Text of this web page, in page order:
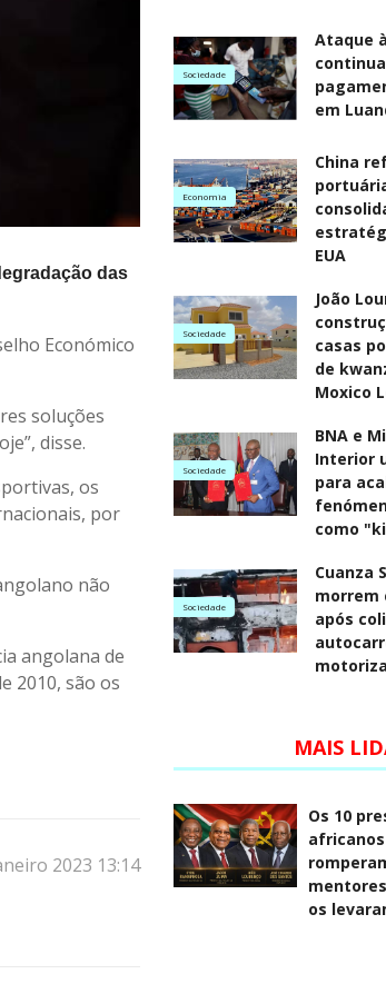
das
Económico
soluções
disse.
os
por
não
angolana de
2010, são os
2023 13:14
Sociedade
Ataque
em
Economia
China
EUA
Sociedade
João
casas
de
Moxico
Sociedade
BNA e
Interior
para
como
Sociedade
Cuanza
morrem
após
MAIS
Os 10
os